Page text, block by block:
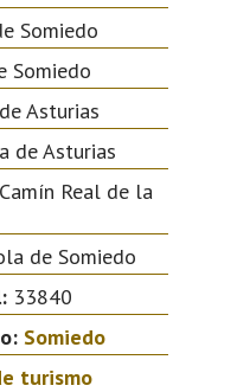
Somiedo
Somiedo
Asturias
de Asturias
Real de la
de Somiedo
33840
Somiedo
turismo